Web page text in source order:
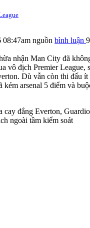
08:47am nguồn bình luận
nhận Man City đã
vô địch Premier League,
Dù vẫn còn thi đấu ít
kém ars‌enal 5 điểm và